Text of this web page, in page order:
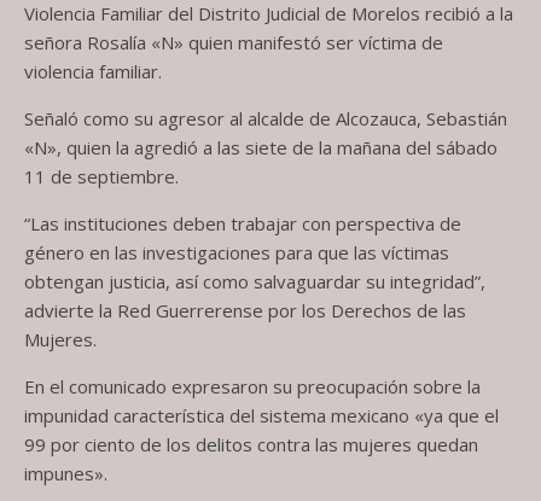
Violencia Familiar del Distrito Judicial de Morelos recibió a la
señora Rosalía «N» quien manifestó ser víctima de
violencia familiar.
Señaló como su agresor al alcalde de Alcozauca, Sebastián
«N», quien la agredió a las siete de la mañana del sábado
11 de septiembre.
“Las instituciones deben trabajar con perspectiva de
género en las investigaciones para que las víctimas
obtengan justicia, así como salvaguardar su integridad”,
advierte la Red Guerrerense por los Derechos de las
Mujeres.
En el comunicado expresaron su preocupación sobre la
impunidad característica del sistema mexicano «ya que el
99 por ciento de los delitos contra las mujeres quedan
impunes».